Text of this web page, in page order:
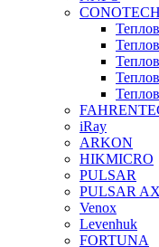
CONOTECH
iRay
ARKON
HIKMICRO
PULSAR
PULSAR
Venox
Levenhuk
FORTUNA